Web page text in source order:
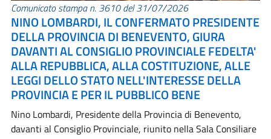
Comunicato stampa n. 3610 del 31/07/2026
NINO LOMBARDI, IL CONFERMATO PRESIDENTE
DELLA PROVINCIA DI BENEVENTO, GIURA
DAVANTI AL CONSIGLIO PROVINCIALE FEDELTA'
ALLA REPUBBLICA, ALLA COSTITUZIONE, ALLE
LEGGI DELLO STATO NELL'INTERESSE DELLA
PROVINCIA E PER IL PUBBLICO BENE
Nino Lombardi, Presidente della Provincia di Benevento,
davanti al Consiglio Provinciale, riunito nella Sala Consiliare